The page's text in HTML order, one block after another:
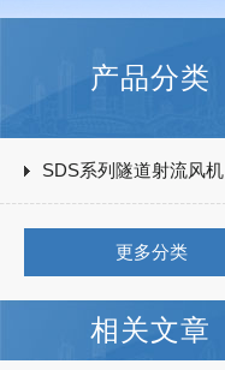
产品分类
SDS系列隧道射流风机
更多分类
相关文章